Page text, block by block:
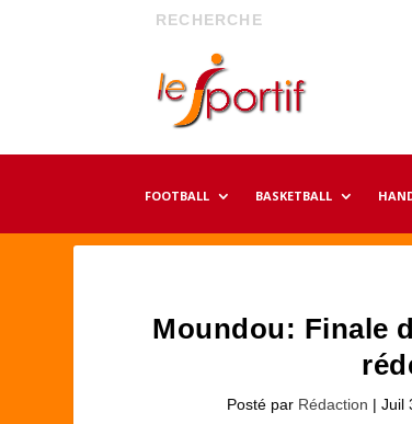
FOOTBALL BASKETBALL
Moundou: Finale
Posté par Rédaction | Juil